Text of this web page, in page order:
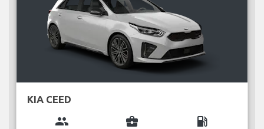
KIA CEED
group business_center local_gas_station